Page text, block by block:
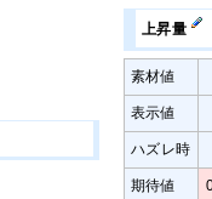
上昇量
素材値
表示値
ハズレ時
期待値